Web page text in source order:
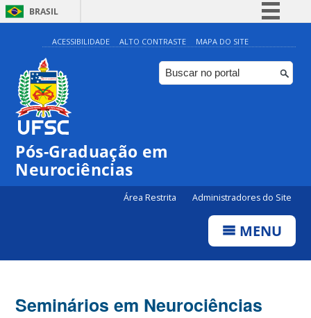
BRASIL
Simplifique!
Comunica BR
Participe
ACESSIBILIDADE ALTO CONTRASTE MAPA DO SITE
Pós-Graduação em
Neurociências
Área Restrita Administradores do Site
MENU
Seminários em Neurociências